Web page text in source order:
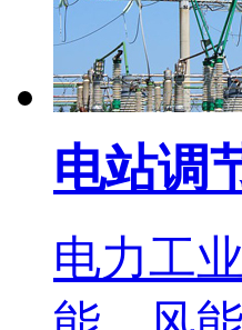
电站调
电力工